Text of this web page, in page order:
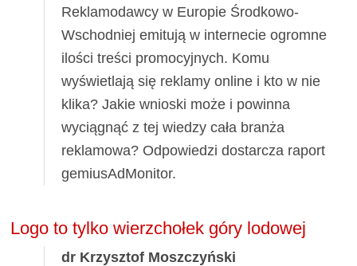
Reklamodawcy w Europie Środkowo-
Wschodniej emitują w internecie ogromne
ilości treści promocyjnych. Komu
wyświetlają się reklamy online i kto w nie
klika? Jakie wnioski może i powinna
wyciągnąć z tej wiedzy cała branża
reklamowa? Odpowiedzi dostarcza raport
gemiusAdMonitor.
Logo to tylko wierzchołek góry lodowej
dr Krzysztof Moszczyński